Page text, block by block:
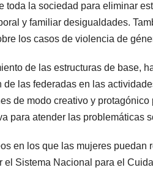
la sociedad para eliminar
y familiar desigualdades.
los casos de violencia de
de las estructuras de base,
las federadas en las
de modo creativo y
para atender las problemáticas
en los que las mujeres puedan
Sistema Nacional para el